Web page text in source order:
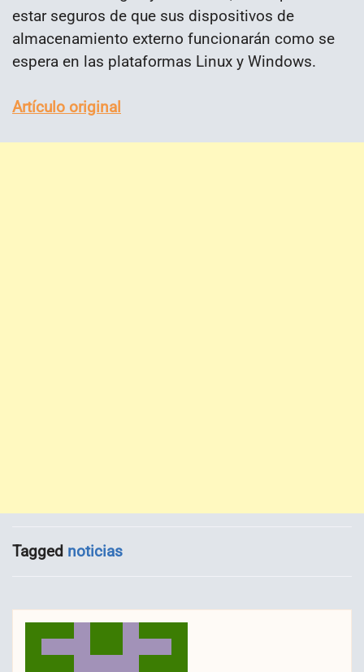
estar seguros de que sus dispositivos de
almacenamiento externo funcionarán como se
espera en las plataformas Linux y Windows.
Artículo original
Tagged noticias